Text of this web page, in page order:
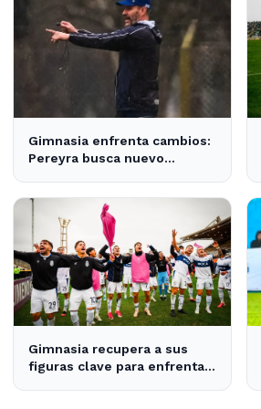
Gimnasia enfrenta cambios:
Pereyra busca nuevo
Gimnasia recupera a sus
figuras clave para enfrentar